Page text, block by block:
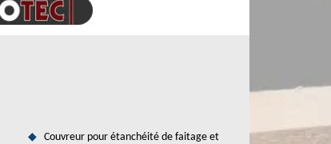
Couvreur pour étanchéité de faitage et